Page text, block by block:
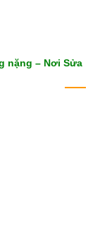
nặng – Nơi Sửa